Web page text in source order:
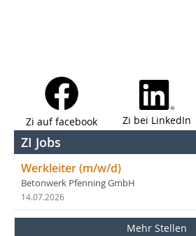
Zi auf facebook Zi bei LinkedIn
ZI Jobs
Werkleiter (m/w/d)
Betonwerk Pfenning GmbH
14.07.2026
Mehr Stellen